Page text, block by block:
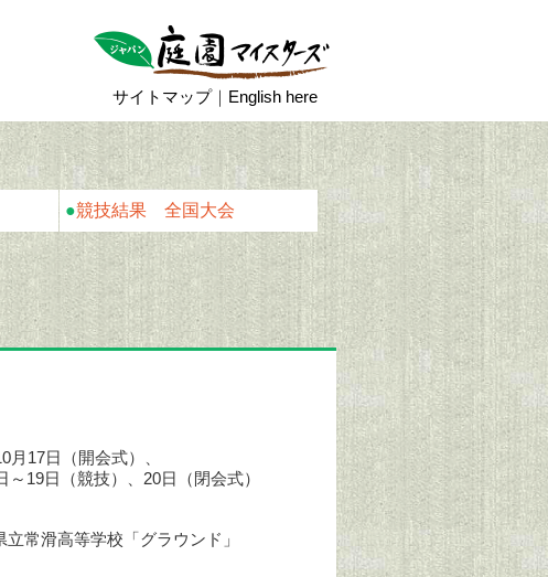
サイトマップ｜ English here
●競技結果 全国大会
月17日（開会式）、
～19日（競技）、20日（閉会式）
立常滑高等学校「グラウンド」